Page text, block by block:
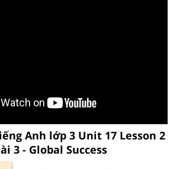
Anh lớp 3 Unit 17 Lesson 2
3 - Global Success